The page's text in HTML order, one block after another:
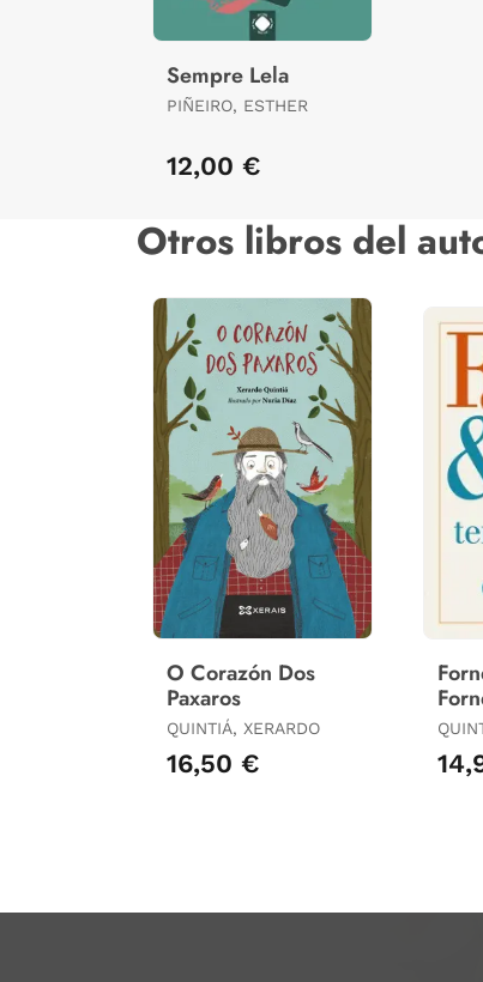
Sempre Lela
PIÑEIRO, ESTHER
12,00 €
Otros libros del
O Corazón Dos
Paxaros
QUINTIÁ, XERARDO
16,50 €